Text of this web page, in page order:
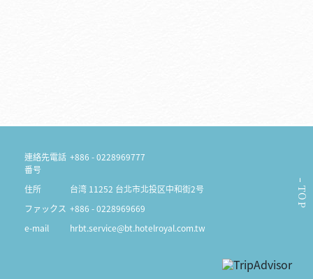
TOP
連絡先電話
番号
+886 - 0228969777
住所
台湾 11252 台北市北投区中和街2号
ファックス +886 - 0228969669
e-mail
hrbt.service@bt.hotelroyal.com.tw